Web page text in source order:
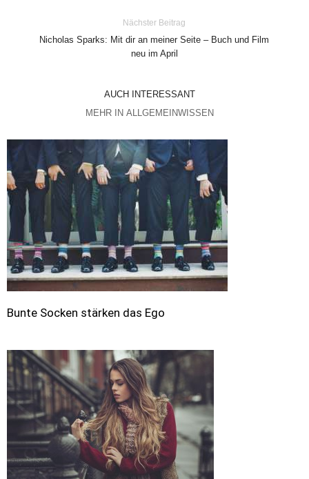
Nächster Beitrag
Nicholas Sparks: Mit dir an meiner Seite – Buch und Film
neu im April
AUCH INTERESSANT
MEHR IN ALLGEMEINWISSEN
Bunte Socken stärken das Ego